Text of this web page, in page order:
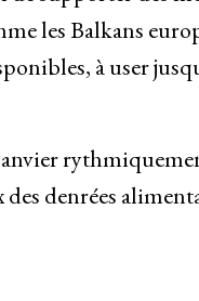
les Balkans
à user
des denrées